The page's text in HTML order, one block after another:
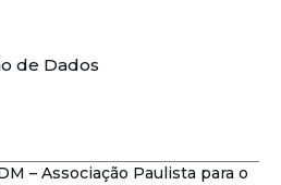
de Dados
– Associação Paulista para o